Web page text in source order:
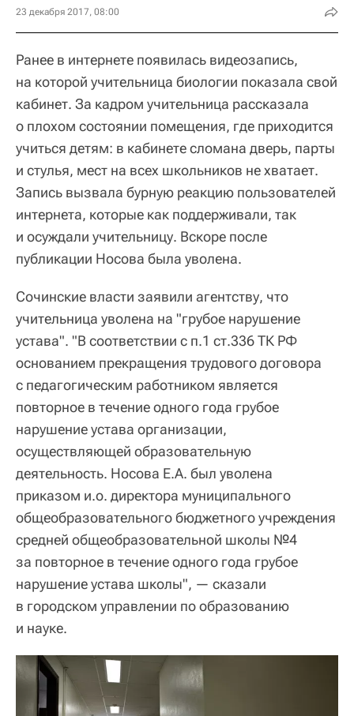
23 декабря 2017, 08:00
Ранее в интернете появилась видеозапись,
на которой учительница биологии показала свой
кабинет. За кадром учительница рассказала
о плохом состоянии помещения, где приходится
учиться детям: в кабинете сломана дверь, парты
и стулья, мест на всех школьников не хватает.
Запись вызвала бурную реакцию пользователей
интернета, которые как поддерживали, так
и осуждали учительницу. Вскоре после
публикации Носова была уволена.
Сочинские власти заявили агентству, что
учительница уволена на "грубое нарушение
устава". "В соответствии с п.1 ст.336 ТК РФ
основанием прекращения трудового договора
с педагогическим работником является
повторное в течение одного года грубое
нарушение устава организации,
осуществляющей образовательную
деятельность. Носова Е.А. был уволена
приказом и.о. директора муниципального
общеобразовательного бюджетного учреждения
средней общеобразовательной школы №4
за повторное в течение одного года грубое
нарушение устава школы", — сказали
в городском управлении по образованию
и науке.